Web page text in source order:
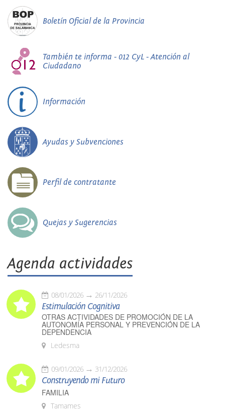
Boletín Oficial de la Provincia
También te informa - 012 CyL - Atención al
Ciudadano
Información
Ayudas y Subvenciones
Perfil de contratante
Quejas y Sugerencias
Agenda actividades
08/01/2026 26/11/2026
Estimulación Cognitiva
OTRAS ACTIVIDADES DE PROMOCIÓN DE LA
AUTONOMÍA PERSONAL Y PREVENCIÓN DE LA
DEPENDENCIA
Ledesma
09/01/2026 31/12/2026
Construyendo mi Futuro
FAMILIA
Tamames